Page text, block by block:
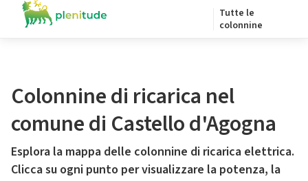
Tutte le
colonnine
Colonnine di ricarica nel
comune di Castello d'Agogna
Esplora la mappa delle colonnine di ricarica elettrica.
Clicca su ogni punto per visualizzare la potenza, la